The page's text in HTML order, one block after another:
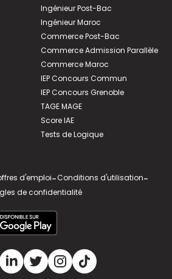
Ingénieur Post-Bac
Ingénieur Maroc
Commerce Post-Bac
Commerce Admission Parallèle
Commerce Maroc
IEP Concours Commun
IEP Concours Grenoble
TAGE MAGE
Score IAE
Tests de Logique
d'emploi-Conditions d'utilisation-
de confidentialité